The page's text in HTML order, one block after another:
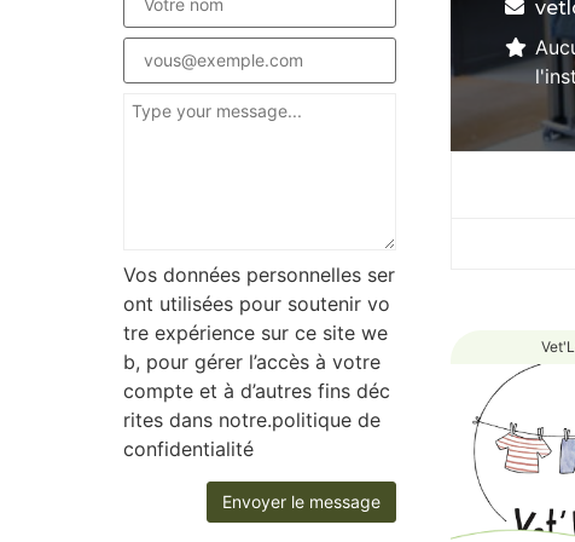
Vos données personnelles ser
ont utilisées pour soutenir vo
tre expérience sur ce site we
b, pour gérer l’accès à votre
compte et à d’autres fins déc
rites dans notre.politique de
confidentialité